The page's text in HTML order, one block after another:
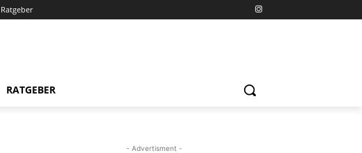
Ratgeber
RATGEBER
- Advertisment -